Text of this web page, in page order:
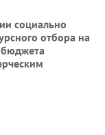
социально
отбора на
бюджета